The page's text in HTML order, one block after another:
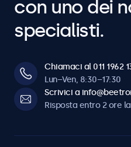
con uno dei
specialisti.
Chiamaci al 011 1962
Lun–Ven, 8:30–17:30
Scrivici a
Risposta entro 2 ore